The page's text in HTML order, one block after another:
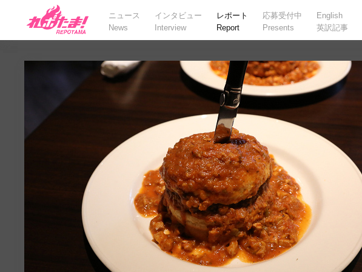
ニュース
News
インタビュー
Interview
レポート
Report
応募受付中
Presents
English
英訳記事